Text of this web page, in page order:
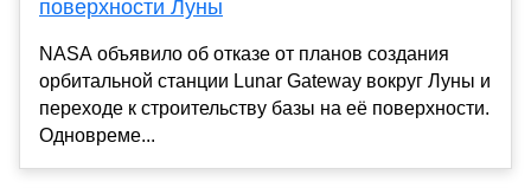
поверхности Луны
NASA объявило об отказе от планов создания
орбитальной станции Lunar Gateway вокруг Луны и
переходе к строительству базы на её поверхности.
Одновреме...